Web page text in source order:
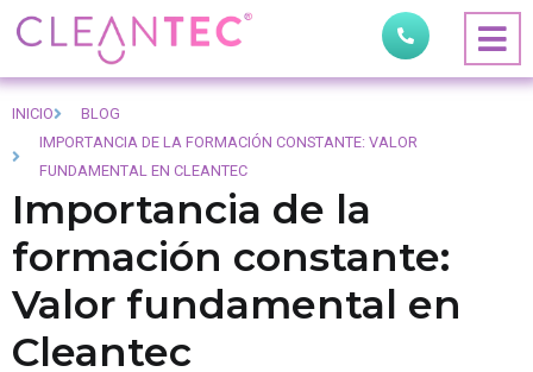
INICIO
BLOG
IMPORTANCIA DE LA FORMACIÓN CONSTANTE: VALOR
FUNDAMENTAL EN CLEANTEC
Importancia de la
formación constante:
Valor fundamental en
Cleantec